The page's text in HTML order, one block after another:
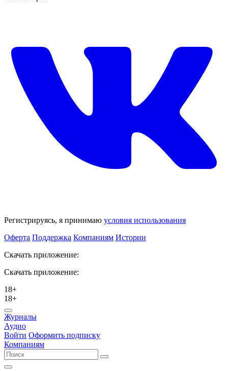
Регистрируясь, я принимаю условия использования
Оферта Поддержка Компаниям Истории
Скачать приложение:
Скачать приложение:
18+
18+
Журналы
Аудио
Войти Оформить подписку
Компаниям